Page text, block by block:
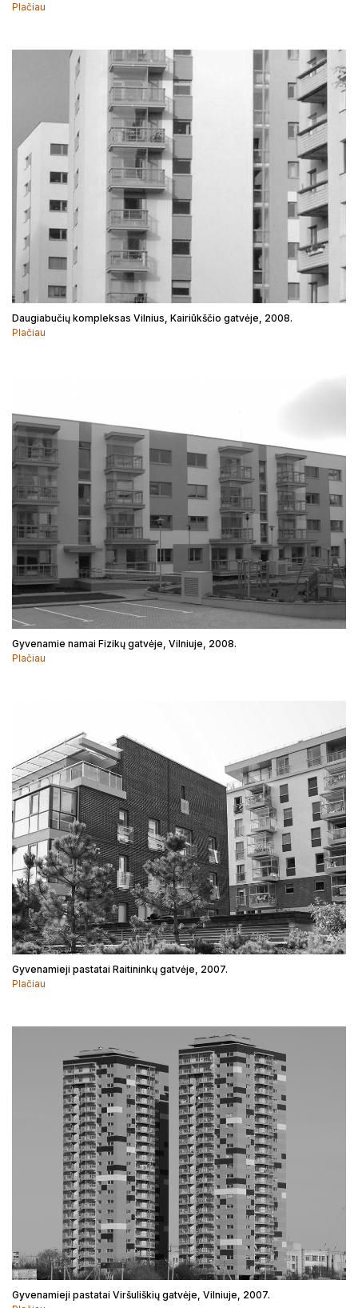
Plačiau
Daugiabučių kompleksas Vilnius, Kairiūkščio gatvėje, 2008.
Plačiau
Gyvenamie namai Fizikų gatvėje, Vilniuje, 2008.
Plačiau
Gyvenamieji pastatai Raitininkų gatvėje, 2007.
Plačiau
Gyvenamieji pastatai Viršuliškių gatvėje, Vilniuje, 2007.